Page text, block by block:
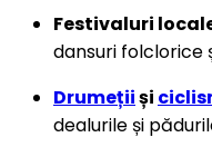
Festivaluri
dansuri folclorice
Drumețiiși
dealurile și